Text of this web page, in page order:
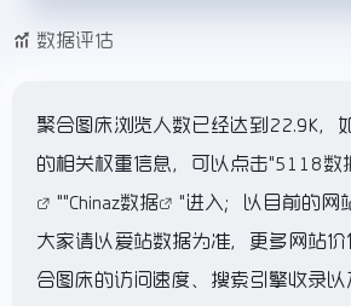
数据评估
聚合图床浏览人数已经达到22.9K，
的相关权重信息，可以点击"5118数
""Chinaz数据
"进入；以目前的网
大家请以爱站数据为准，更多网站
合图床的访问速度、搜索引擎收录